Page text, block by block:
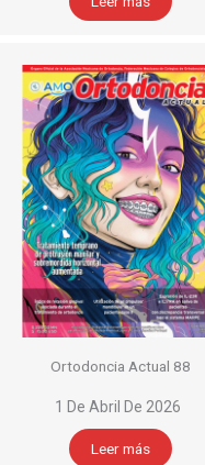
Ortodoncia Actual 88
1 De Abril De 2026
Leer más